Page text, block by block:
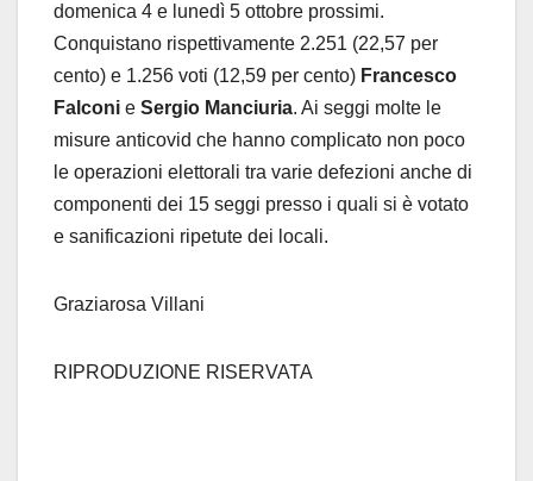
domenica 4 e lunedì 5 ottobre prossimi.
Conquistano rispettivamente 2.251 (22,57 per
cento) e 1.256 voti (12,59 per cento) Francesco
Falconi e Sergio Manciuria. Ai seggi molte le
misure anticovid che hanno complicato non poco
le operazioni elettorali tra varie defezioni anche di
componenti dei 15 seggi presso i quali si è votato
e sanificazioni ripetute dei locali.
Graziarosa Villani
RIPRODUZIONE RISERVATA